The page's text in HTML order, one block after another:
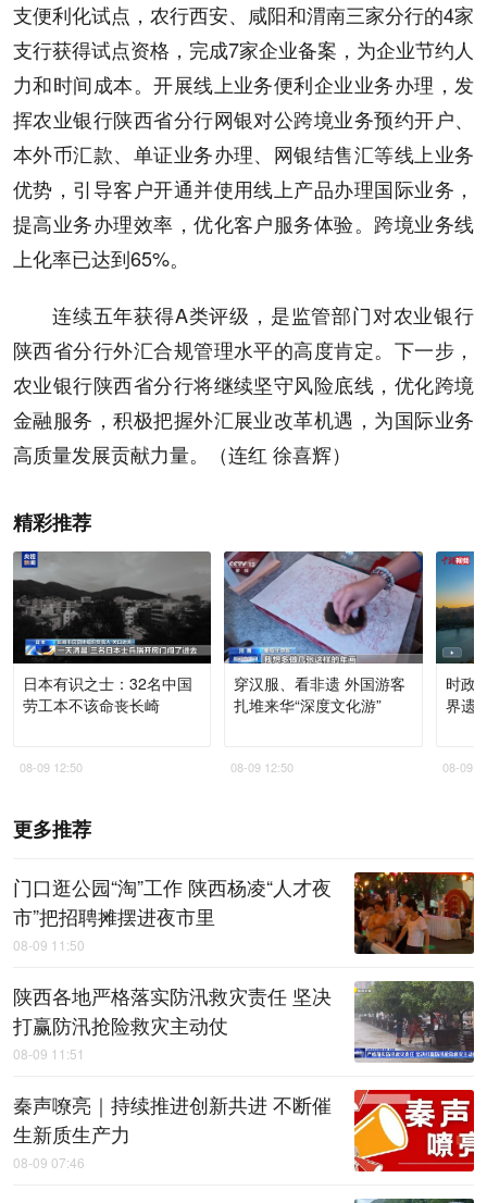
支便利化试点，农行西安、咸阳和渭南三家分行的4家
支行获得试点资格，完成7家企业备案，为企业节约人
力和时间成本。开展线上业务便利企业业务办理，发
挥农业银行陕西省分行网银对公跨境业务预约开户、
本外币汇款、单证业务办理、网银结售汇等线上业务
优势，引导客户开通并使用线上产品办理国际业务，
提高业务办理效率，优化客户服务体验。跨境业务线
上化率已达到65%。
连续五年获得A类评级，是监管部门对农业银行
陕西省分行外汇合规管理水平的高度肯定。下一步，
农业银行陕西省分行将继续坚守风险底线，优化跨境
金融服务，积极把握外汇展业改革机遇，为国际业务
高质量发展贡献力量。（连红 徐喜辉）
精彩推荐
日本有识之士：32名中国
劳工本不该命丧长崎
08-09 12:50
穿汉服、看非遗 外国游客
扎堆来华“深度文化游”
08-09 12:50
时政
界遗
08-09
更多推荐
门口逛公园“淘”工作 陕西杨凌“人才夜
市”把招聘摊摆进夜市里
08-09 11:50
陕西各地严格落实防汛救灾责任 坚决
打赢防汛抢险救灾主动仗
08-09 11:51
秦声嘹亮｜持续推进创新共进 不断催
生新质生产力
08-09 07:46